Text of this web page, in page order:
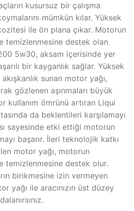
kusursuz bir çalışma
mümkün kılar. Yüksek
ile ön plana çıkar. Motorun
temizlenmesine destek olan
5w30, aksam içerisinde yer
bir kayganlık sağlar. Yüksek
sunan motor yağı,
gözlenen aşınmaları büyük
kullanım ömrünü artıran Liqui
da beklentileri karşılamayı
sayesinde etki ettiği motorun
başarır. İleri teknolojik katkı
motor yağı, motorun
temizlenmesine destek olur.
birikmesine izin vermeyen
yağı ile aracınızın üst düzey